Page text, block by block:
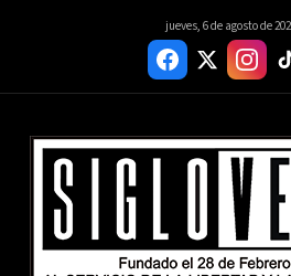
jueves, 6 de agosto de